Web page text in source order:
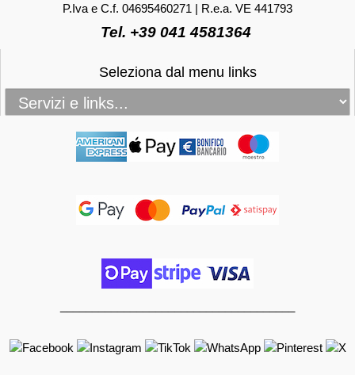
P.Iva e C.f. 04695460271 | R.e.a. VE 441793
Tel. +39 041 4581364
Seleziona dal menu links